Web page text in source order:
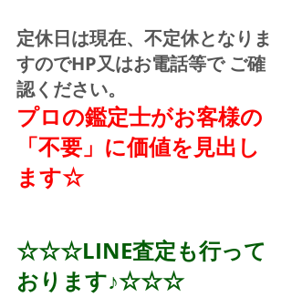
定休日は現在、不定休となりま
すのでHP又はお電話等で ご確
認ください。
プロの鑑定士がお客様の
「不要」に価値を見出し
ます☆
☆☆☆LINE査定も行って
おります♪☆☆☆